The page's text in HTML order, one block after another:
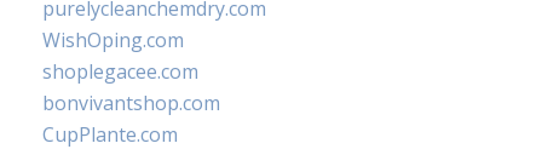
purelycleanchemdry.com
WishOping.com
shoplegacee.com
bonvivantshop.com
CupPlante.com